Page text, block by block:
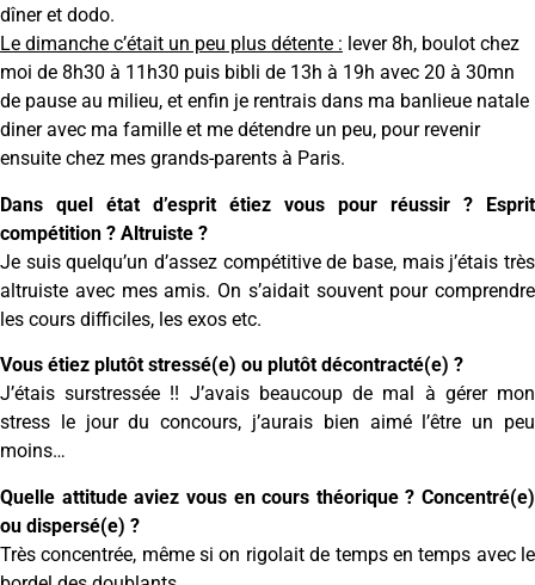
dîner et dodo.
Le dimanche c’était un peu plus détente : lever 8h, boulot chez
moi de 8h30 à 11h30 puis bibli de 13h à 19h avec 20 à 30mn
de pause au milieu, et enfin je rentrais dans ma banlieue natale
diner avec ma famille et me détendre un peu, pour revenir
ensuite chez mes grands-parents à Paris.
Dans quel état d’esprit étiez vous pour réussir ? Esprit
compétition ? Altruiste ?
Je suis quelqu’un d’assez compétitive de base, mais j’étais très
altruiste avec mes amis. On s’aidait souvent pour comprendre
les cours difficiles, les exos etc.
Vous étiez plutôt stressé(e) ou plutôt décontracté(e) ?
J’étais surstressée !! J’avais beaucoup de mal à gérer mon
stress le jour du concours, j’aurais bien aimé l’être un peu
moins…
Quelle attitude aviez vous en cours théorique ? Concentré(e)
ou dispersé(e) ?
Très concentrée, même si on rigolait de temps en temps avec le